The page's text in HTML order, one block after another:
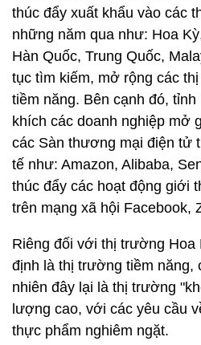
thúc đẩy xuất khẩu vào các
những năm qua như: Hoa
Hàn Quốc, Trung Quốc,
tục tìm kiếm, mở rộng các
tiềm năng. Bên cạnh đó,
khích các doanh nghiệp mở
các Sàn thương mại điện tử
tế như: Amazon, Alibaba,
thúc đẩy các hoạt động giới
trên mạng xã hội Facebook,
Riêng đối với thị trường Hoa
định là thị trường tiềm năng,
nhiên đây lại là thị trường
lượng cao, với các yêu cầu
thực phẩm nghiêm ngặt.